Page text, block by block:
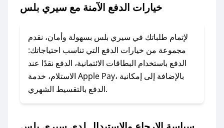
لا تقلق! يمكنك التواصل مع فريق دعم صحصح عبر
الرسائل الخاصة على تويتر أو البريد الإلكتروني،
وسنقوم بحل المشكلة في أسرع وقت ممكن.
### ماذا أفعل إذا لم أجد كود خصم لمتجري
المفضل؟
خيارات الدفع الآمنة مع سيري بلس
لإتمام طلباتك في سيري بلس بسهولة وأمان، نقدم
مجموعة من خيارات الدفع التي تناسب احتياجاتك:
الدفع باستخدام البطاقات الائتمانية، الدفع نقدًا عند
الاستلام، خدمة Apple Pay، بالإضافة إلى إمكانية
الدفع بالتقسيط الشهري.